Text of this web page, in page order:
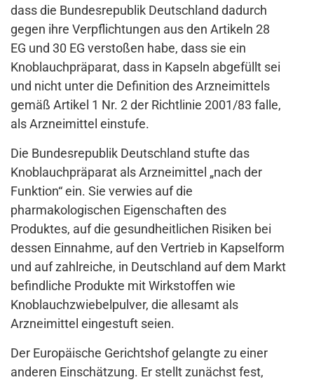
dass die Bundesrepublik Deutschland dadurch
gegen ihre Verpflichtungen aus den Artikeln 28
EG und 30 EG verstoßen habe, dass sie ein
Knoblauchpräparat, dass in Kapseln abgefüllt sei
und nicht unter die Definition des Arzneimittels
gemäß Artikel 1 Nr. 2 der Richtlinie 2001/83 falle,
als Arzneimittel einstufe.
Die Bundesrepublik Deutschland stufte das
Knoblauchpräparat als Arzneimittel „nach der
Funktion“ ein. Sie verwies auf die
pharmakologischen Eigenschaften des
Produktes, auf die gesundheitlichen Risiken bei
dessen Einnahme, auf den Vertrieb in Kapselform
und auf zahlreiche, in Deutschland auf dem Markt
befindliche Produkte mit Wirkstoffen wie
Knoblauchzwiebelpulver, die allesamt als
Arzneimittel eingestuft seien.
Der Europäische Gerichtshof gelangte zu einer
anderen Einschätzung. Er stellt zunächst fest,